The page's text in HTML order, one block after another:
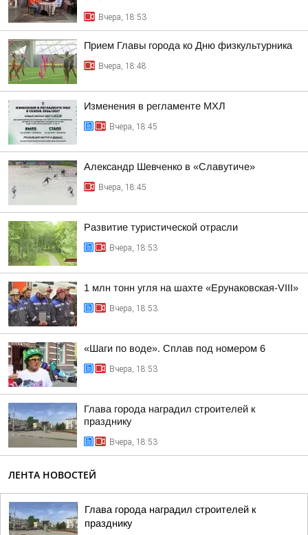
Вчера, 18:53
Прием Главы города ко Дню физкультурника
Вчера, 18:48
Изменения в регламенте МХЛ
Вчера, 18:45
Александр Шевченко в «Славутиче»
Вчера, 18:45
Развитие туристической отрасли
Вчера, 18:53
1 млн тонн угля на шахте «Ерунаковская-VIII»
Вчера, 18:53
«Шаги по воде». Сплав под номером 6
Вчера, 18:53
Глава города наградил строителей к
празднику
Вчера, 18:53
ЛЕНТА НОВОСТЕЙ
Глава города наградил строителей к
празднику